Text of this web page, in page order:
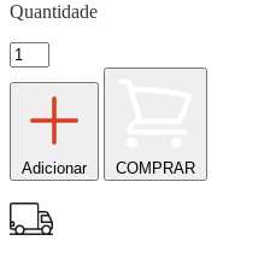
Quantidade
Adicionar COMPRAR